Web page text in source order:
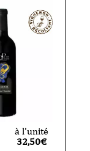
à l'unité
32,50€